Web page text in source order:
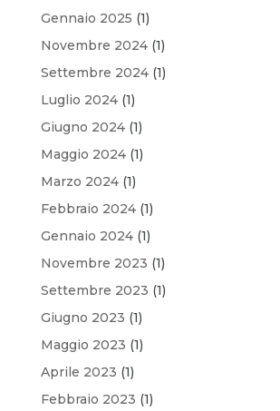
Gennaio 2025 (1)
Novembre 2024(1)
Settembre 2024(1)
Luglio 2024(1)
Giugno 2024(1)
Maggio 2024(1)
Marzo 2024(1)
Febbraio 2024(1)
Gennaio 2024(1)
Novembre 2023 (1)
Settembre 2023 (1)
Giugno 2023 (1)
Maggio 2023 (1)
Aprile 2023 (1)
Febbraio 2023 (1)